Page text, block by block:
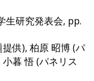
生研究発表会, pp.
供), 柏原 昭博 (パ
暮 悟 (パネリス